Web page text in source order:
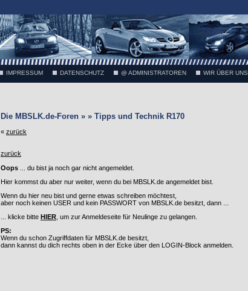
IMPRESSUM DATENSCHUTZ @ ADMINISTRATOREN WIR ÜBER UNS
Die MBSLK.de-Foren » » Tipps und Technik R170
« zurück
zurück
Oops ... du bist ja noch gar nicht angemeldet.
Hier kommst du aber nur weiter, wenn du bei MBSLK.de angemeldet bist.
Wenn du hier neu bist und gerne etwas schreiben möchtest,
aber noch keinen USER und kein PASSWORT von MBSLK.de besitzt, dann ...
... klicke bitte HIER , um zur Anmeldeseite für Neulinge zu gelangen.
PS:
Wenn du schon Zugriffdaten für MBSLK.de besitzt,
dann kannst du dich rechts oben in der Ecke über den LOGIN-Block anmelden.